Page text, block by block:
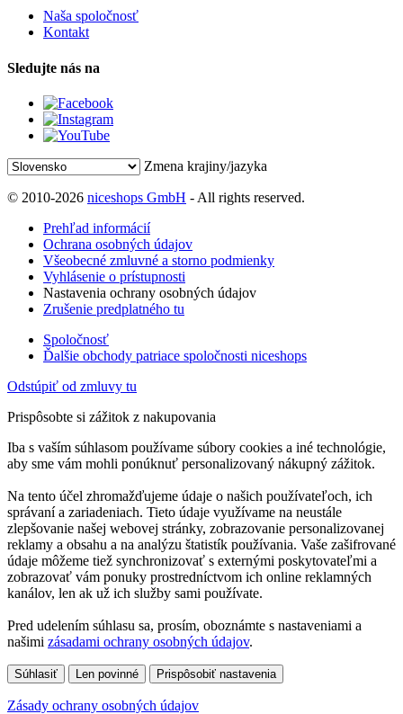
Naša spoločnosť
Kontakt
Sledujte nás na
Zmena krajiny/jazyka
© 2010-2026 niceshops GmbH - All rights reserved.
Prehľad informácií
Ochrana osobných údajov
Všeobecné zmluvné a storno podmienky
Vyhlásenie o prístupnosti
Nastavenia ochrany osobných údajov
Zrušenie predplatného tu
Spoločnosť
Ďalšie obchody patriace spoločnosti niceshops
Odstúpiť od zmluvy tu
Prispôsobte si zážitok z nakupovania
Iba s vaším súhlasom používame súbory cookies a iné technológie,
aby sme vám mohli ponúknuť personalizovaný nákupný zážitok.
Na tento účel zhromažďujeme údaje o našich používateľoch, ich
správaní a zariadeniach. Tieto údaje využívame na neustále
zlepšovanie našej webovej stránky, zobrazovanie personalizovanej
reklamy a obsahu a na analýzu štatistík používania. Vaše zašifrované
údaje môžeme tiež synchronizovať s externými poskytovateľmi a
zobrazovať vám ponuky prostredníctvom ich online reklamných
kanálov, len ak už ich služby sami používate.
Pred udelením súhlasu sa, prosím, oboznámte s nastaveniami a
našimi zásadami ochrany osobných údajov.
Súhlasiť Len povinné Prispôsobiť nastavenia
Zásady ochrany osobných údajov